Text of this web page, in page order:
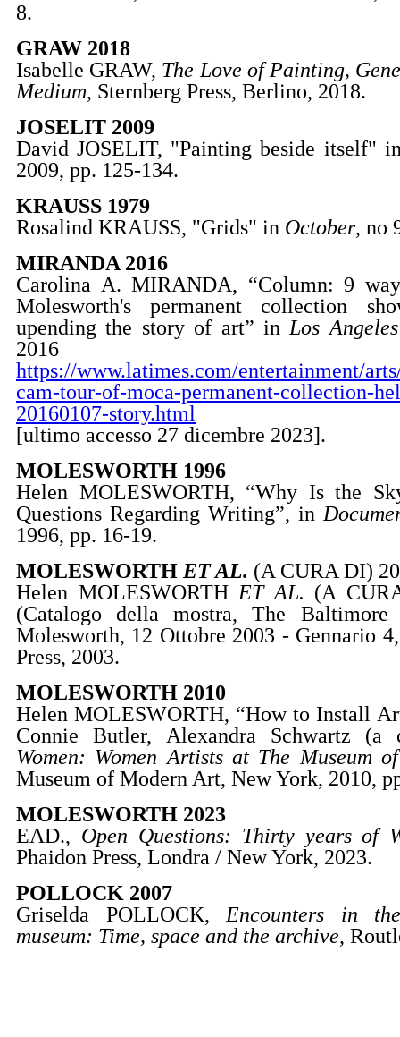
8.
GRAW 2018
Isabelle GRAW, The Love of Painting,
Medium, Sternberg Press, Berlino, 2018.
JOSELIT 2009
David JOSELIT, "Painting beside itself"
2009, pp. 125-134.
KRAUSS 1979
Rosalind KRAUSS, "Grids" in October, no
MIRANDA 2016
Carolina A. MIRANDA, “Column: 9
Molesworth's permanent collection
upending the story of art” in Los
2016
https://www.latimes.com/entertainment/
cam-tour-of-moca-permanent-collection-
20160107-story.html
[ultimo accesso 27 dicembre 2023].
MOLESWORTH 1996
Helen MOLESWORTH, “Why Is the
Questions Regarding Writing”, in
1996, pp. 16-19.
MOLESWORTH ET AL. (A CURA DI)
Helen MOLESWORTH ET AL. (A
(Catalogo della mostra, The
Molesworth, 12 Ottobre 2003 - Gennario
Press, 2003.
MOLESWORTH 2010
Helen MOLESWORTH, “How to Install
Connie Butler, Alexandra Schwartz
Women: Women Artists at The Museum
Museum of Modern Art, New York, 2010,
MOLESWORTH 2023
EAD., Open Questions: Thirty years of
Phaidon Press, Londra / New York, 2023.
POLLOCK 2007
Griselda POLLOCK, Encounters in
museum: Time, space and the archive,